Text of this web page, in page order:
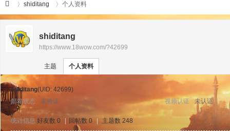
shiditang
›
个人资料
shiditang
https://www.18wow.com/?42699
主题 个人资料
shiditang(UID: 42699)
邮箱状态
未验证 视频认证 未认证
统计信息 好友数 0 回帖数 0 主题数 248